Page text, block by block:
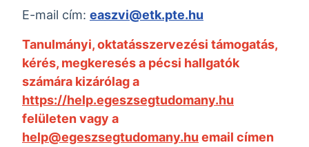
E-mail cím: easzvi@etk.pte.hu
Tanulmányi, oktatásszervezési támogatás,
kérés, megkeresés a pécsi hallgatók
számára kizárólag a
https://help.egeszsegtudomany.hu
felületen vagy a
help@egeszsegtudomany.hu email címen